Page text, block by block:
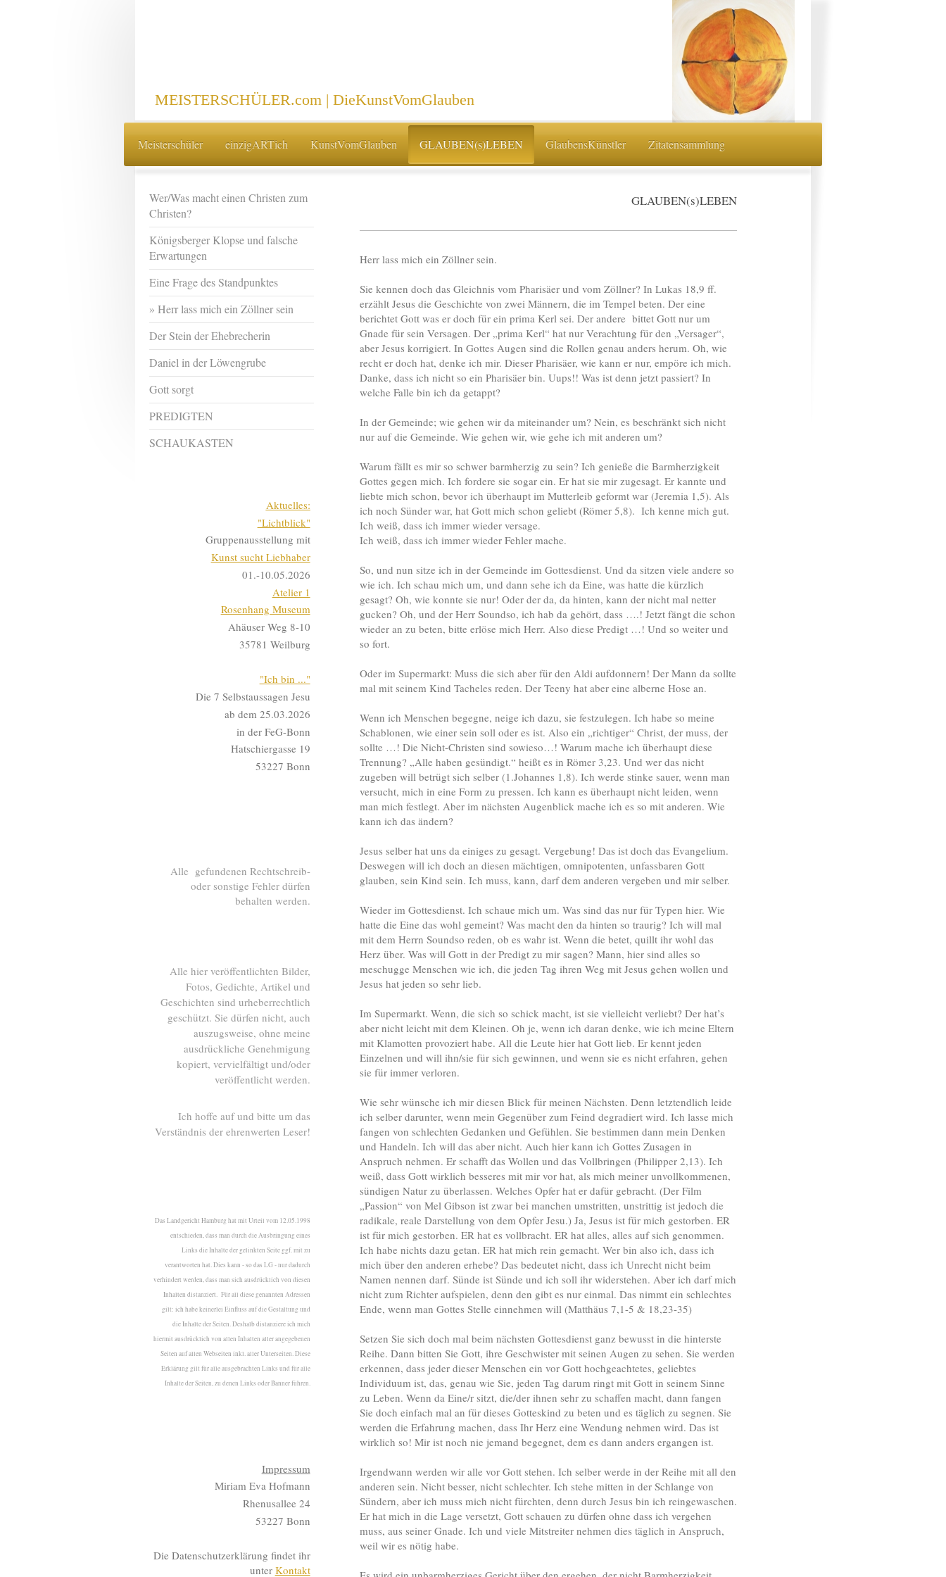
MEISTERSCHÜLER.com | DieKunstVomGlauben
Meisterschüler einzigARTich KunstVomGlauben GLAUBEN(s)LEBEN GlaubensKünstler Zitatensammlung
GLAUBEN(s)LEBEN
Herr lass mich ein Zöllner sein.
Sie kennen doch das Gleichnis vom Pharisäer und vom Zöllner? In Lukas 18,9 ff.
erzählt Jesus die Geschichte von zwei Männern, die im Tempel beten. Der eine
berichtet Gott was er doch für ein prima Kerl sei. Der andere bittet Gott nur um
Gnade für sein Versagen. Der „prima Kerl“ hat nur Verachtung für den „Versager“,
aber Jesus korrigiert. In Gottes Augen sind die Rollen genau anders herum. Oh, wie
recht er doch hat, denke ich mir. Dieser Pharisäer, wie kann er nur, empöre ich mich.
Danke, dass ich nicht so ein Pharisäer bin. Uups!! Was ist denn jetzt passiert? In
welche Falle bin ich da getappt?
In der Gemeinde; wie gehen wir da miteinander um? Nein, es beschränkt sich nicht
nur auf die Gemeinde. Wie gehen wir, wie gehe ich mit anderen um?
Warum fällt es mir so schwer barmherzig zu sein? Ich genieße die Barmherzigkeit
Gottes gegen mich. Ich fordere sie sogar ein. Er hat sie mir zugesagt. Er kannte und
liebte mich schon, bevor ich überhaupt im Mutterleib geformt war (Jeremia 1,5). Als
ich noch Sünder war, hat Gott mich schon geliebt (Römer 5,8). Ich kenne mich gut.
Ich weiß, dass ich immer wieder versage.
Ich weiß, dass ich immer wieder Fehler mache.
So, und nun sitze ich in der Gemeinde im Gottesdienst. Und da sitzen viele andere so
wie ich. Ich schau mich um, und dann sehe ich da Eine, was hatte die kürzlich
gesagt? Oh, wie konnte sie nur! Oder der da, da hinten, kann der nicht mal netter
gucken? Oh, und der Herr Soundso, ich hab da gehört, dass ….! Jetzt fängt die schon
wieder an zu beten, bitte erlöse mich Herr. Also diese Predigt …! Und so weiter und
so fort.
Oder im Supermarkt: Muss die sich aber für den Aldi aufdonnern! Der Mann da sollte
mal mit seinem Kind Tacheles reden. Der Teeny hat aber eine alberne Hose an.
Wenn ich Menschen begegne, neige ich dazu, sie festzulegen. Ich habe so meine
Schablonen, wie einer sein soll oder es ist. Also ein „richtiger“ Christ, der muss, der
sollte …! Die Nicht-Christen sind sowieso…! Warum mache ich überhaupt diese
Trennung? „Alle haben gesündigt.“ heißt es in Römer 3,23. Und wer das nicht
zugeben will betrügt sich selber (1.Johannes 1,8). Ich werde stinke sauer, wenn man
versucht, mich in eine Form zu pressen. Ich kann es überhaupt nicht leiden, wenn
man mich festlegt. Aber im nächsten Augenblick mache ich es so mit anderen. Wie
kann ich das ändern?
Jesus selber hat uns da einiges zu gesagt. Vergebung! Das ist doch das Evangelium.
Deswegen will ich doch an diesen mächtigen, omnipotenten, unfassbaren Gott
glauben, sein Kind sein. Ich muss, kann, darf dem anderen vergeben und mir selber.
Wieder im Gottesdienst. Ich schaue mich um. Was sind das nur für Typen hier. Wie
hatte die Eine das wohl gemeint? Was macht den da hinten so traurig? Ich will mal
mit dem Herrn Soundso reden, ob es wahr ist. Wenn die betet, quillt ihr wohl das
Herz über. Was will Gott in der Predigt zu mir sagen? Mann, hier sind alles so
meschugge Menschen wie ich, die jeden Tag ihren Weg mit Jesus gehen wollen und
Jesus hat jeden so sehr lieb.
Im Supermarkt. Wenn, die sich so schick macht, ist sie vielleicht verliebt? Der hat’s
aber nicht leicht mit dem Kleinen. Oh je, wenn ich daran denke, wie ich meine Eltern
mit Klamotten provoziert habe. All die Leute hier hat Gott lieb. Er kennt jeden
Einzelnen und will ihn/sie für sich gewinnen, und wenn sie es nicht erfahren, gehen
sie für immer verloren.
Wie sehr wünsche ich mir diesen Blick für meinen Nächsten. Denn letztendlich leide
ich selber darunter, wenn mein Gegenüber zum Feind degradiert wird. Ich lasse mich
fangen von schlechten Gedanken und Gefühlen. Sie bestimmen dann mein Denken
und Handeln. Ich will das aber nicht. Auch hier kann ich Gottes Zusagen in
Anspruch nehmen. Er schafft das Wollen und das Vollbringen (Philipper 2,13). Ich
weiß, dass Gott wirklich besseres mit mir vor hat, als mich meiner unvollkommenen,
sündigen Natur zu überlassen. Welches Opfer hat er dafür gebracht. (Der Film
„Passion“ von Mel Gibson ist zwar bei manchen umstritten, unstrittig ist jedoch die
radikale, reale Darstellung von dem Opfer Jesu.) Ja, Jesus ist für mich gestorben. ER
ist für mich gestorben. ER hat es vollbracht. ER hat alles, alles auf sich genommen.
Ich habe nichts dazu getan. ER hat mich rein gemacht. Wer bin also ich, dass ich
mich über den anderen erhebe? Das bedeutet nicht, dass ich Unrecht nicht beim
Namen nennen darf. Sünde ist Sünde und ich soll ihr widerstehen. Aber ich darf mich
nicht zum Richter aufspielen, denn den gibt es nur einmal. Das nimmt ein schlechtes
Ende, wenn man Gottes Stelle einnehmen will (Matthäus 7,1-5 & 18,23-35)
Setzen Sie sich doch mal beim nächsten Gottesdienst ganz bewusst in die hinterste
Reihe. Dann bitten Sie Gott, ihre Geschwister mit seinen Augen zu sehen. Sie werden
erkennen, dass jeder dieser Menschen ein vor Gott hochgeachtetes, geliebtes
Individuum ist, das, genau wie Sie, jeden Tag darum ringt mit Gott in seinem Sinne
zu Leben. Wenn da Eine/r sitzt, die/der ihnen sehr zu schaffen macht, dann fangen
Sie doch einfach mal an für dieses Gotteskind zu beten und es täglich zu segnen. Sie
werden die Erfahrung machen, dass Ihr Herz eine Wendung nehmen wird. Das ist
wirklich so! Mir ist noch nie jemand begegnet, dem es dann anders ergangen ist.
Irgendwann werden wir alle vor Gott stehen. Ich selber werde in der Reihe mit all den
anderen sein. Nicht besser, nicht schlechter. Ich stehe mitten in der Schlange von
Sündern, aber ich muss mich nicht fürchten, denn durch Jesus bin ich reingewaschen.
Er hat mich in die Lage versetzt, Gott schauen zu dürfen ohne dass ich vergehen
muss, aus seiner Gnade. Ich und viele Mitstreiter nehmen dies täglich in Anspruch,
weil wir es nötig habe.
Wer/Was macht einen Christen zum
Christen?
Königsberger Klopse und falsche
Erwartungen
Eine Frage des Standpunktes
Herr lass mich ein Zöllner sein
Der Stein der Ehebrecherin
Daniel in der Löwengrube
Gott sorgt
PREDIGTEN
SCHAUKASTEN
Aktuelles:
"Lichtblick"
Gruppenausstellung mit
Kunst sucht Liebhaber
01.-10.05.2026
Atelier 1
Rosenhang Museum
Ahäuser Weg 8-10
35781 Weilburg
"Ich bin ..."
Die 7 Selbstaussagen Jesu
ab dem 25.03.2026
in der FeG-Bonn
Hatschiergasse 19
53227 Bonn
Alle gefundenen Rechtschreib-
oder sonstige Fehler dürfen
behalten werden.
Alle hier veröffentlichten Bilder,
Fotos, Gedichte, Artikel und
Geschichten sind urheberrechtlich
geschützt. Sie dürfen nicht, auch
auszugsweise, ohne meine
ausdrückliche Genehmigung
kopiert, vervielfältigt und/oder
veröffentlicht werden.
Ich hoffe auf und bitte um das
Verständnis der ehrenwerten Leser!
Das Landgericht Hamburg hat mit Urteil vom 12.05.1998
entschieden, dass man durch die Ausbringung eines
Links die Inhalte der gelinkten Seite ggf. mit zu
verantworten hat. Dies kann - so das LG - nur dadurch
verhindert werden, dass man sich ausdrücklich von diesen
Inhalten distanziert. Für all diese genannten Adressen
gilt: ich habe keinerlei Einfluss auf die Gestaltung und
die Inhalte der Seiten. Deshalb distanziere ich mich
hiermit ausdrücklich von allen Inhalten aller angegebenen
Seiten auf allen Webseiten inkl. aller Unterseiten. Diese
Erklärung gilt für alle ausgebrachten Links und für alle
Inhalte der Seiten, zu denen Links oder Banner führen.
Impressum
Miriam Eva Hofmann
Rhenusallee 24
53227 Bonn
Die Datenschutzerklärung findet ihr
unter Kontakt